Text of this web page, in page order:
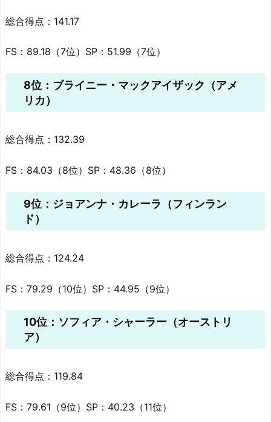
総合得点：141.17
FS：89.18（7位）SP：51.99（7位）
8位：ブライニー・マックアイザック（アメ
リカ）
総合得点：132.39
FS：84.03（8位）SP：48.36（8位）
9位：ジョアンナ・カレーラ（フィンラン
ド）
総合得点：124.24
FS：79.29（10位）SP：44.95（9位）
10位：ソフィア・シャーラー（オーストリ
ア）
総合得点：119.84
FS：79.61（9位）SP：40.23（11位）